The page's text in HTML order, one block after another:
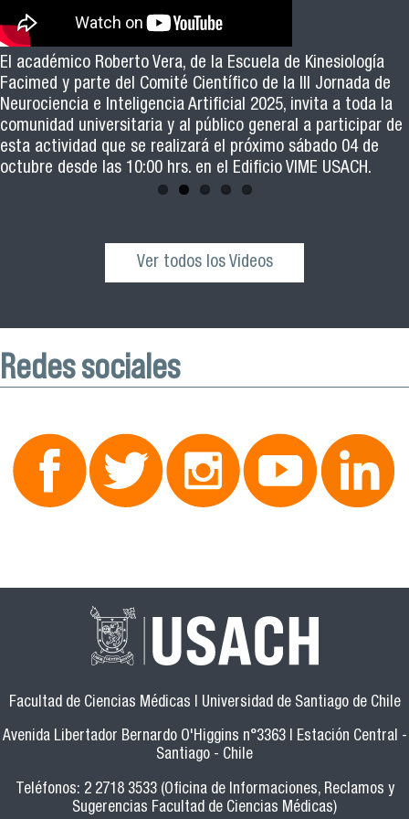
El académico Roberto Vera, de la Escuela de Kinesiología
Facimed y parte del Comité Científico de la III Jornada de
Neurociencia e Inteligencia Artificial 2025, invita a toda la
comunidad universitaria y al público general a participar de
esta actividad que se realizará el próximo sábado 04 de
octubre desde las 10:00 hrs. en el Edificio VIME USACH.
Revive la ceremonia de graduación de las y los egresados
de los cohortes 2021, 2022 y 2023 del Magister en Salud
Pública de nuestra facultad
Ver todos los Videos
Redes sociales
Facultad de Ciencias Médicas | Universidad de Santiago de Chile
Avenida Libertador Bernardo O'Higgins n°3363 | Estación Central -
Santiago - Chile
Teléfonos: 2 2718 3533 (Oficina de Informaciones, Reclamos y
Sugerencias Facultad de Ciencias Médicas)